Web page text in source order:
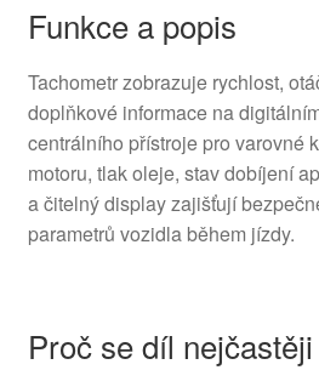
Funkce a popis
Tachometr zobrazuje rychlost,
doplňkové informace na
centrálního přístroje pro varovné
motoru, tlak oleje, stav dobíjení
a čitelný display zajišťují
parametrů vozidla během jízdy.
Proč se díl